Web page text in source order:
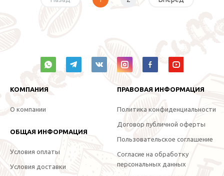
КОМПАНИЯ
О компании
ОБЩАЯ ИНФОРМАЦИЯ
Условия оплаты
Условия доставки
ПРАВОВАЯ ИНФОРМАЦИЯ
Политика конфиденциальности
Договор публичной оферты
Пользовательское соглашение
Согласие на обработку
персональных данных